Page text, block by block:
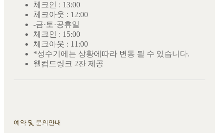
체크인 : 13:00
체크아웃 : 12:00
-금·토·공휴일
체크인 : 15:00
체크아웃 : 11:00
*성수기에는 상황에따라 변동 될 수 있습니다.
웰컴드링크 2잔 제공
예약 및 문의안내